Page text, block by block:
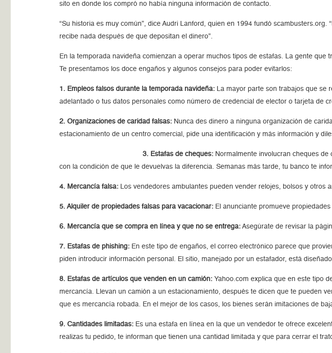
sito en donde los compró no había ninguna información de contacto.
“Su historia es muy común”, dice Audri Lanford, quien en 1994 fundó
recibe nada después de que depositan el dinero”.
En la temporada navideña comienzan a operar muchos tipos de estafas. La gente
Te presentamos los doce engaños y algunos consejos para poder evitarlos:
1. Empleos falsos durante la temporada navideña: La mayor parte son trabajos que se
adelantado o tus datos personales como número de credencial de elector o tarjeta de
2. Organizaciones de caridad falsas: Nunca des dinero a ninguna organización de
estacionamiento de un centro comercial, pide una identificación y más información y
3. Estafas de cheques: Normalmente involucran cheques
con la condición de que le devuelvas la diferencia. Semanas más tarde, tu banco te
4. Mercancía falsa: Los vendedores ambulantes pueden vender relojes, bolsos y
5. Alquiler de propiedades falsas para vacacionar: El anunciante promueve
6. Mercancía que se compra en línea y que no se entrega: Asegúrate de revisar la
7. Estafas de phishing: En este tipo de engaños, el correo electrónico parece que
piden introducir información personal. El sitio, manejado por un estafador, está
8. Estafas de artículos que venden en un camión: Yahoo.com explica que en este tipo
mercancía. Llevan un camión a un estacionamiento, después te dicen que te pueden
que es mercancía robada. En el mejor de los casos, los bienes serán imitaciones de
9. Cantidades limitadas: Es una estafa en línea en la que un vendedor te ofrece
realizas tu pedido, te informan que tienen una cantidad limitada y que para cerrar el